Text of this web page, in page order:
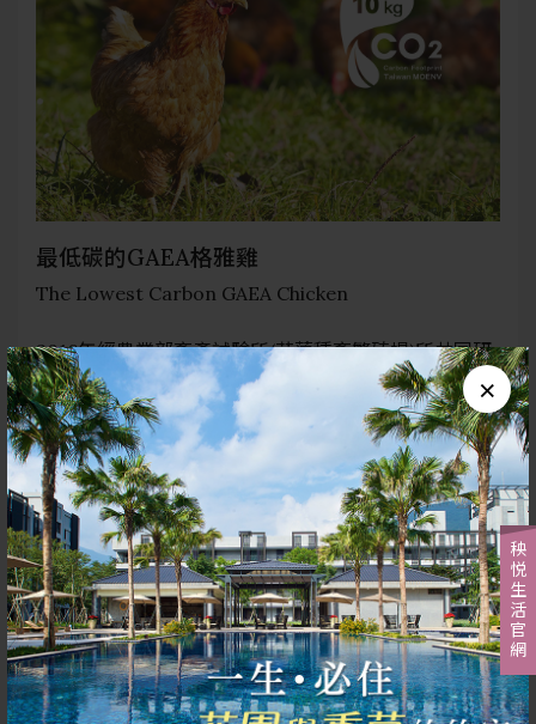
×
秧悦生活官網
最低碳的GAEA格雅雞
The Lowest Carbon GAEA Chicken
2016年經農業部畜產試驗所(花蓮種畜繁殖場)所共同研
發之「GAEA格雅雞」，經財團法人工業技術研究院完
成碳足跡盤查，並於2024年11月完成第三方（台灣德國
萊因技術監護(股)公司）查證，於同年12月取得查證聲
明書。計算結果為每公斤碳排為4.635kg CO₂e（飼養
5.5個月）；為臺灣唯一完成「GAEA格雅雞」碳足跡查
證之肉雞，每公斤碳排低於全世界（>6kg CO₂e）與亞
洲（>8kg CO₂e）(註2)。
溫室氣體盤查完成
Greenhouse Gas Inventory Completed